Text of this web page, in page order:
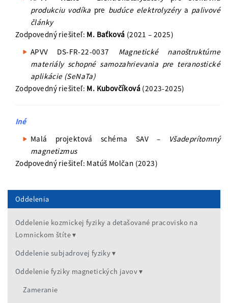
produkciu vodíka pre budúce elektrolyzérya palivové
články
Zodpovedný riešiteľ: M. Baťková (2021 – 2025)
APVV DS-FR-22-0037 Magnetické nanoštruktúrne
materiály schopné samozahrievania pre teranostické
aplikácie (SeNaTa)
Zodpovedný riešiteľ: M. Kubovčíková (2023-2025)
Iné
Malá projektová schéma SAV –
Všadeprítomný
magnetizmus
Zodpovedný riešiteľ: Matúš Molčan (2023)
Oddelenia
Oddelenie kozmickej fyziky a detašované pracovisko na
Lomnickom štíte
Oddelenie subjadrovej fyziky
Oddelenie fyziky magnetických javov
Zameranie